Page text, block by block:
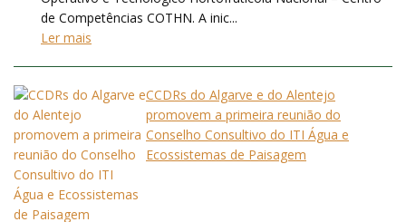
de Competências COTHN. A inic...
Ler mais
CCDRs do Algarve e do Alentejo
promovem a primeira reunião do
Conselho Consultivo do ITI Água e
Ecossistemas de Paisagem